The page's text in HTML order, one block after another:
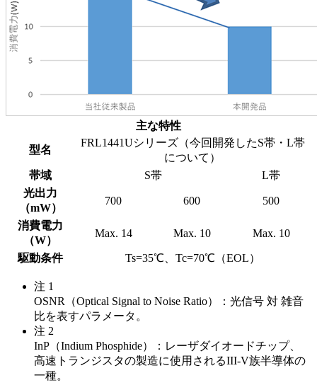
主な特性
型名
FRL1441Uシリーズ（今回開発したS帯・L帯
について）
帯域
S帯
L帯
光出力
（mW）
700 600 500
消費電力
（W）
Max. 14 Max. 10 Max. 10
駆動条件 Ts=35℃、Tc=70℃（EOL）
注 1
OSNR（Optical Signal to Noise Ratio）：光信号 対 雑音
比を表すパラメータ。
注 2
InP（Indium Phosphide）：レーザダイオードチップ、
高速トランジスタの製造に使用されるIII-V族半導体の
一種。